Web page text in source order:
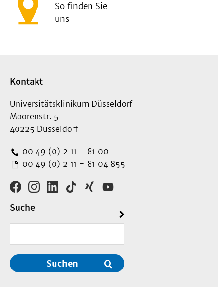
So finden Sie
uns
Kontakt
Universitätsklinikum Düsseldorf
Moorenstr. 5
40225 Düsseldorf
00 49 (0) 2 11 - 81 00
00 49 (0) 2 11 - 81 04 855
Suche
Suchen